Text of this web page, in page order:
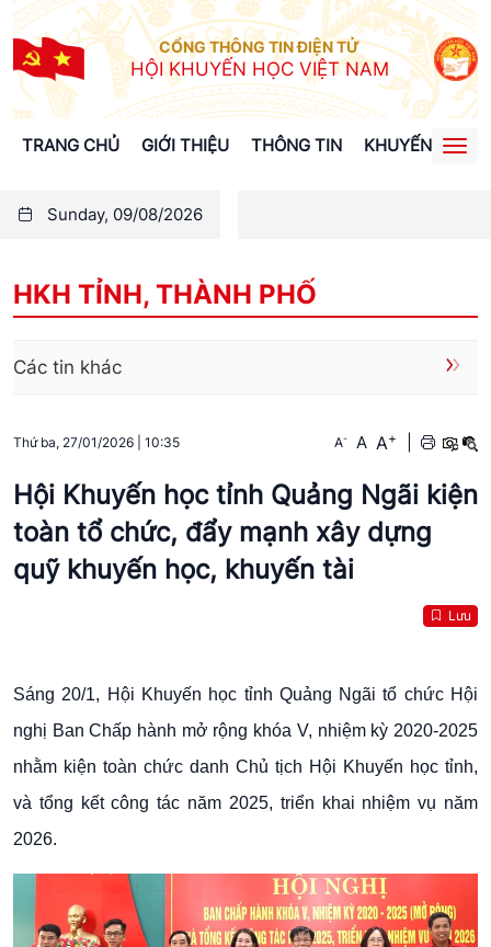
CỔNG THÔNG TIN ĐIỆN TỬ
HỘI KHUYẾN HỌC VIỆT NAM
TRANG CHỦ GIỚI THIỆU THÔNG TIN KHUYẾN HỌC
Sunday, 09/08/2026
HKH TỈNH, THÀNH PHỐ
Các tin khác
Thứ ba, 27/01/2026 10:35 A- A A+
Hội Khuyến học tỉnh Quảng Ngãi kiện
toàn tổ chức, đẩy mạnh xây dựng
quỹ khuyến học, khuyến tài
Lưu
Sáng 20/1, Hội Khuyến học tỉnh Quảng Ngãi tổ chức Hội
nghị Ban Chấp hành mở rộng khóa V, nhiệm kỳ 2020-2025
nhằm kiện toàn chức danh Chủ tịch Hội Khuyến học tỉnh,
và tổng kết công tác năm 2025, triển khai nhiệm vụ năm
2026.